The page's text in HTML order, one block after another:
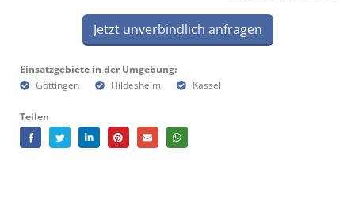
Jetzt unverbindlich anfragen
Einsatzgebiete in der Umgebung:
Göttingen
Hildesheim Kassel
Teilen